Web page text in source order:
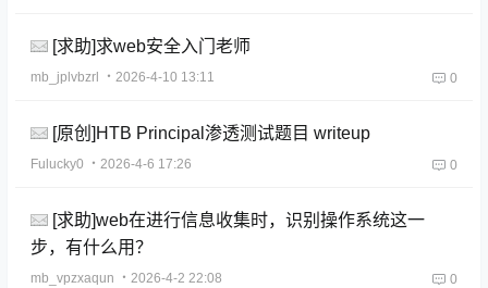
[求助]求web安全入门老师
mb_jplvbzrl ・2026-4-10 13:11 0
[原创]HTB Principal渗透测试题目 writeup
Fulucky0 ・2026-4-6 17:26 0
[求助]web在进行信息收集时，识别操作系统这一
步，有什么用？
mb_vpzxaqun ・2026-4-2 22:08 0